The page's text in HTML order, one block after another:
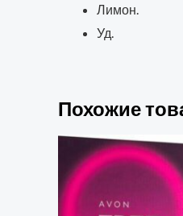
Лимон.
Уд.
Похожие